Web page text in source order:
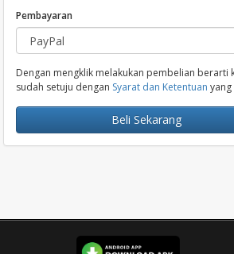
Pembayaran
Dengan mengklik melakukan pembelian berarti
sudah setuju dengan Syarat dan Ketentuan
Beli Sekarang